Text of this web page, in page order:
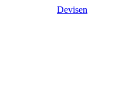
Devisen